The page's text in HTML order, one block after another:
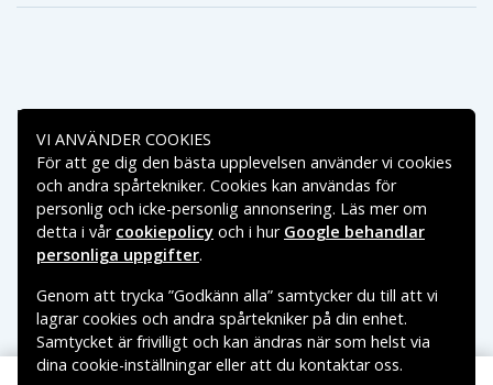
Betalningsalternativ
Leveransalternativ
Copyright © 2026, Spares Nordic AB
VI ANVÄNDER COOKIES
För att ge dig den bästa upplevelsen använder vi cookies
och andra spårtekniker. Cookies kan användas för
personlig och icke-personlig annonsering. Läs mer om
detta i vår cookiepolicy och i hur Google behandlar
personliga uppgifter.
Genom att trycka ”Godkänn alla” samtycker du till att vi
lagrar cookies och andra spårtekniker på din enhet.
Samtycket är frivilligt och kan ändras när som helst via
dina cookie-inställningar eller att du kontaktar oss.